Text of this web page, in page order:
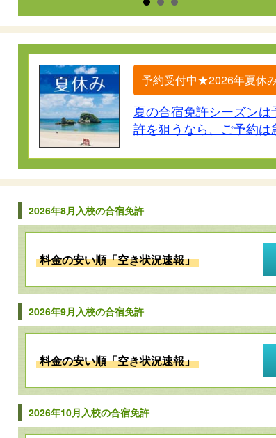
予約受付中★2026年夏休
夏の合宿免許シーズン
許を狙うなら、ご予約は
2026年8月入校の合宿免許
料金の安い順「空き状況速報」
2026年9月入校の合宿免許
料金の安い順「空き状況速報」
2026年10月入校の合宿免許